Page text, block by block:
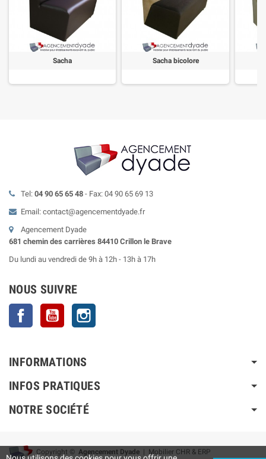
Sacha Sacha bicolore
Tel: 04 90 65 65 48 - Fax: 04 90 65 69 13
Email: contact@agencementdyade.fr
Agencement Dyade
681 chemin des carrières 84410 Crillon le Brave
Du lundi au vendredi de 9h à 12h - 13h à 17h
NOUS SUIVRE
Facebook YouTube
INFORMATIONS
INFOS PRATIQUES
NOTRE SOCIÉTÉ
Copyright © Agencement Dyade | Mobilier CHR & ERP